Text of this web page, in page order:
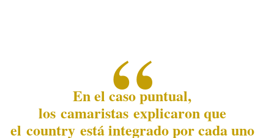
En el caso puntual,
los camaristas explicaron que
el country está integrado por cada uno